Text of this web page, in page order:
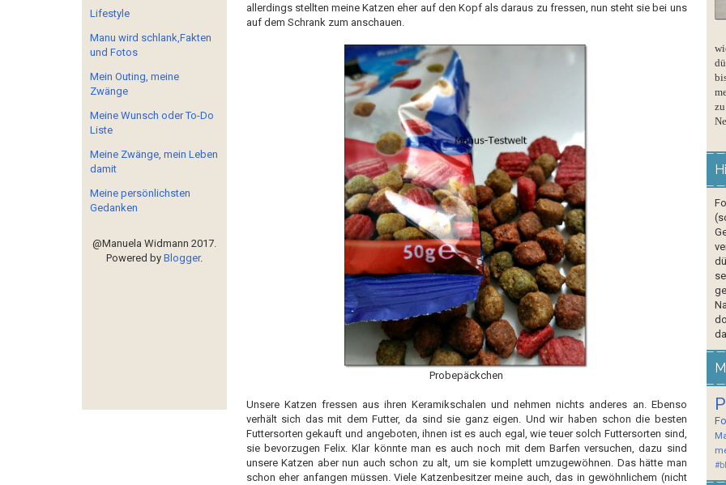
allerdings stellten meine Katzen eher auf den Kopf als daraus zu fressen, nun steht sie bei uns
auf dem Schrank zum anschauen.
Probepäckchen
Unsere Katzen fressen aus ihren Keramikschalen und nehmen nichts anderes an. Ebenso
verhält sich das mit dem Futter, da sind sie ganz eigen. Und wir haben schon die besten
Futtersorten gekauft und angeboten, ihnen ist es auch egal, wie teuer solch Futtersorten sind,
sie bevorzugen Felix. Klar könnte man es auch noch mit dem Barfen versuchen, dazu sind
unsere Katzen aber nun auch schon zu alt, um sie komplett umzugewöhnen. Das hätte man
schon eher anfangen müssen. Viele Katzenbesitzer meine auch, das in gewöhnlichem (nicht
Lifestyle
Manu wird schlank,Fakten
und Fotos
Mein Outing, meine
Zwänge
Meine Wunsch oder To-Do
Liste
Meine Zwänge, mein Leben
damit
Meine persönlichsten
Gedanken
@Manuela Widmann 2017.
Powered by Blogger.